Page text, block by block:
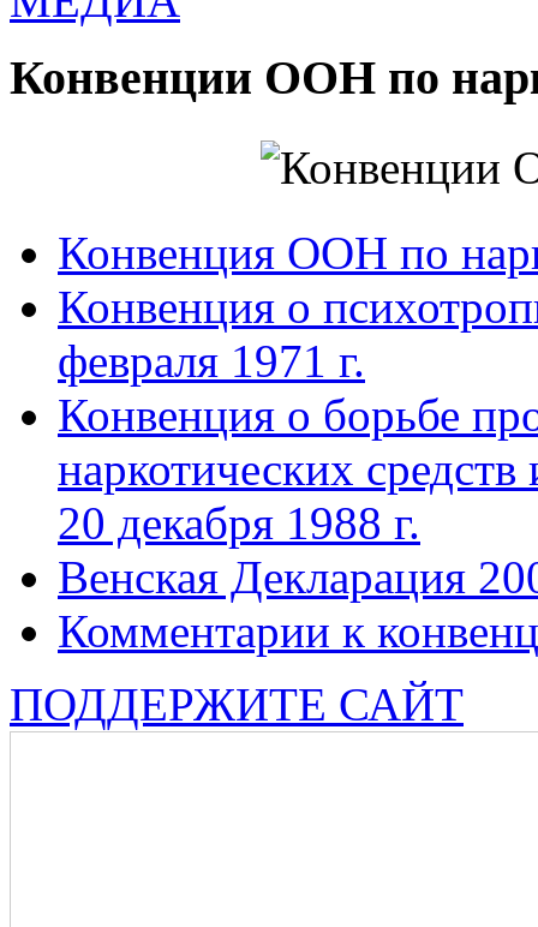
Конвенции ООН по
Конвенция ООН по
Конвенция о
февраля 1971 г.
Конвенция о борьбе
наркотических
20 декабря 1988 г.
Венская Декларация
Комментарии к
ПОДДЕРЖИТЕ САЙТ